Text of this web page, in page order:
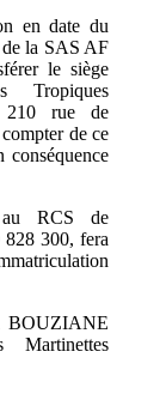
en date du
de la SAS AF
le siège
210 rue de
de ce
au RCS de
828 300, fera
BOUZIANE